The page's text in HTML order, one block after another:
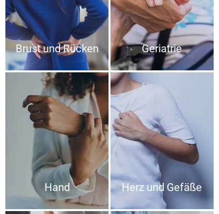
Brust und Rücken Geriatrie
Hand Herz und Gefäße